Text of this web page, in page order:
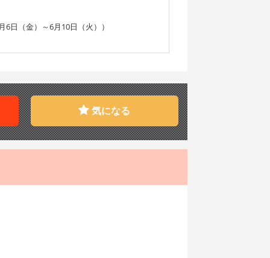
日（金）～6月10日（火））
気になる